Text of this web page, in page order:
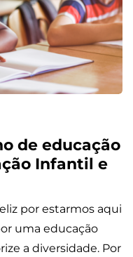
de educação
Infantil e
por estarmos aqui
uma educação
a diversidade. Por